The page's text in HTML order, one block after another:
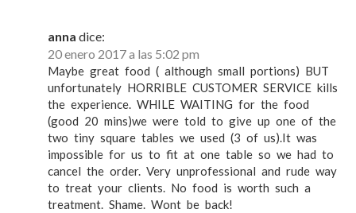
anna dice:
20 enero 2017 a las 5:02 pm
Maybe great food ( although small portions) BUT
unfortunately HORRIBLE CUSTOMER SERVICE kills
the experience. WHILE WAITING for the food
(good 20 mins)we were told to give up one of the
two tiny square tables we used (3 of us).It was
impossible for us to fit at one table so we had to
cancel the order. Very unprofessional and rude way
to treat your clients. No food is worth such a
treatment. Shame. Wont be back!